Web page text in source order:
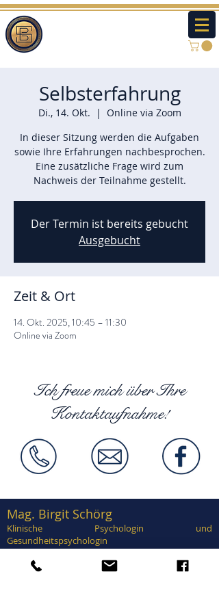
Selbsterfahrung
Di., 14. Okt.
  |
Online via Zoom
In dieser Sitzung werden die Aufgaben
sowie Ihre Erfahrungen nachbesprochen.
Eine zusätzliche Frage wird zum
Nachweis der Teilnahme gestellt.
Der Termin ist bereits gebucht
Ausgebucht
Zeit & Ort
14. Okt. 2025, 10:45 – 11:30
Online via Zoom
Ich freue mich über Ihre
Kontaktaufnahme!
Mag. Birgit Schörg
Klinische Psychologin und
Gesundheitspsychologin
Supervisorin, EuroPsy zertifiziert
Zertifiziert in Traumatherapie, EMDR,